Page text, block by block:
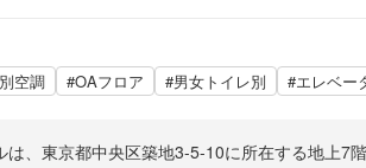
空調 #OAフロア #男女トイレ別 #エレベー
は、東京都中央区築地3-5-10に所在する地上